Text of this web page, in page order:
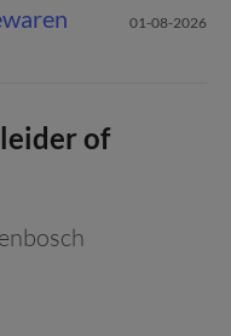
01-08-2026
of